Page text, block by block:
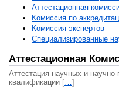
Аттестационная
Комиссия по
Комиссия экспертов
Специализированные
Аттестационная
Аттестация научных и
квалификации […]